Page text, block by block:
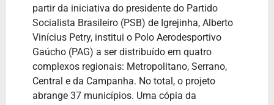
partir da iniciativa do presidente do Partido
Socialista Brasileiro (PSB) de Igrejinha, Alberto
Vinícius Petry, institui o Polo Aerodesportivo
Gaúcho (PAG) a ser distribuído em quatro
complexos regionais: Metropolitano, Serrano,
Central e da Campanha. No total, o projeto
abrange 37 municípios. Uma cópia da